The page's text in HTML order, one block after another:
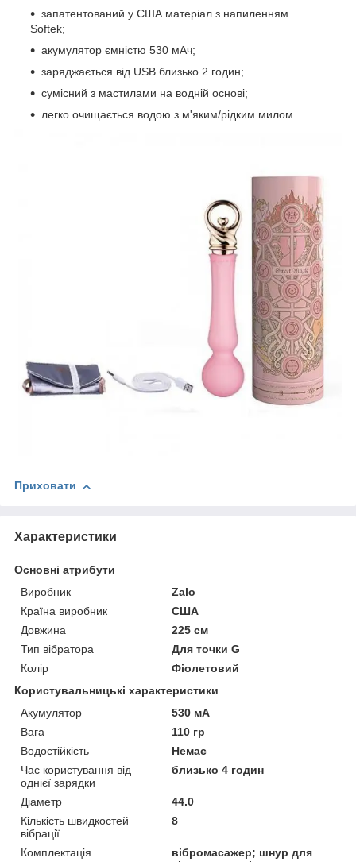
запатентований у США матеріал з напиленням
Softek;
акумулятор ємністю 530 мАч;
заряджається від USB близько 2 годин;
сумісний з мастилами на водній основі;
легко очищається водою з м'яким/рідким милом.
Приховати
Характеристики
Основні атрибути
Виробник
Zalo
Країна виробник
США
Довжина
225 см
Тип вібратора
Для точки G
Колір
Фіолетовий
Користувальницькі характеристики
Акумулятор
530 мА
Вага
110 гр
Водостійкість
Немає
Час користування від
однієї зарядки
близько 4 годин
Діаметр
44.0
Кількість швидкостей
вібрації
8
Комплектація
вібромасажер; шнур для